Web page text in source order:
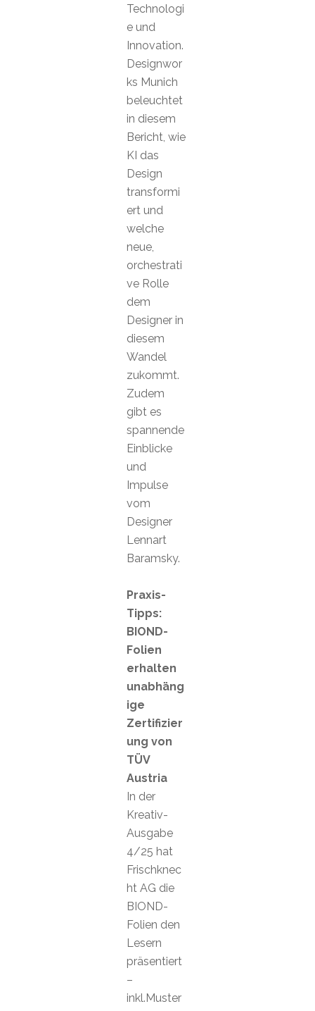
Technologi
e und
Innovation.
Designwor
ks Munich
beleuchtet
in diesem
Bericht, wie
KI das
Design
transformi
ert und
welche
neue,
orchestrati
ve Rolle
dem
Designer in
diesem
Wandel
zukommt.
Zudem
gibt es
spannende
Einblicke
und
Impulse
vom
Designer
Lennart
Baramsky.
Praxis-
Tipps:
BIOND-
Folien
erhalten
unabhäng
ige
Zertifizier
ung von
TÜV
Austria
In der
Kreativ-
Ausgabe
4/25 hat
Frischknec
ht AG die
BIOND-
Folien den
Lesern
präsentiert
–
inkl.Muster